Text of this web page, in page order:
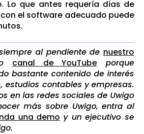
Lo que antes requería días de
el software adecuado puede
al pendiente de nuestro
canal de YouTube
porque
bastante contenido de interés
estudios contables y empresas.
en las redes sociales de Uwigo
más sobre Uwigo, entra al
una demo y un ejecutivo se